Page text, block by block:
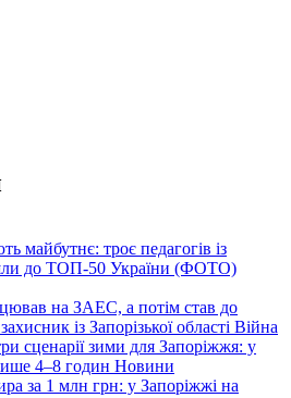
майбутнє: троє педагогів із
до ТОП-50 України (ФОТО)
на ЗАЕС, а потім став до
із Запорізької області Війна
сценарії зими для Запоріжжя: у
4–8 годин Новини
за 1 млн грн: у Запоріжжі на